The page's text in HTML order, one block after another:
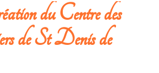
du Centre des
de St Denis de